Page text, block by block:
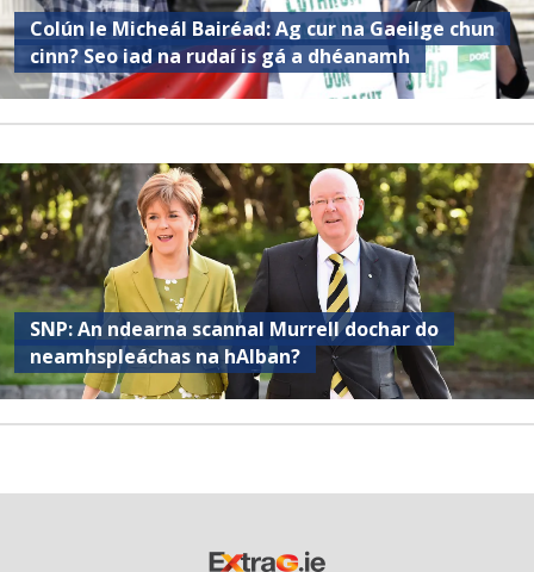
Colún le Micheál Bairéad: Ag cur na Gaeilge chun
cinn? Seo iad na rudaí is gá a dhéanamh
SNP: An ndearna scannal Murrell dochar do
neamhspleáchas na hAlban?